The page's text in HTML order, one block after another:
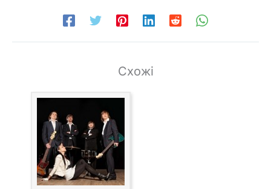
Схожі